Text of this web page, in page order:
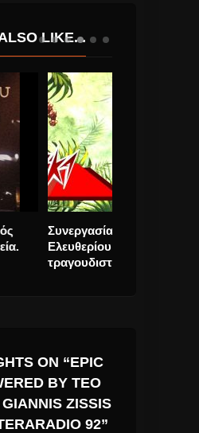
LIKE...
του Αιγύπτιου
Tamer Ashour.
ON “EPIC
BY TEO
ZISSIS
92”